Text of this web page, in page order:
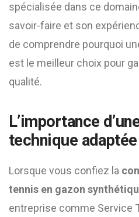
spécialisée dans ce
savoir-faire et son
de comprendre pourquoi
est le meilleur choix pour
qualité.
L’importance
technique adaptée
Lorsque vous confiez la
tennis en gazon
entreprise comme Service